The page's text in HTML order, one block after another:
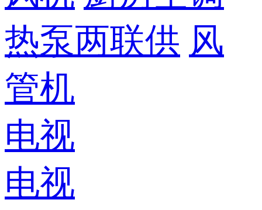
热泵两联供 风
管机
电视
电视